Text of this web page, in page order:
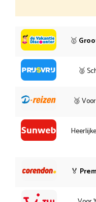
🥇
🥈
🥉
🏅